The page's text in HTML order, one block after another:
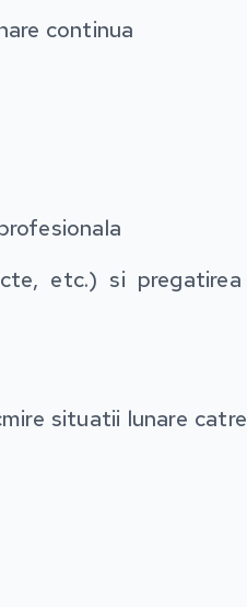
continua
etc.) si pregatirea
situatii lunare catre